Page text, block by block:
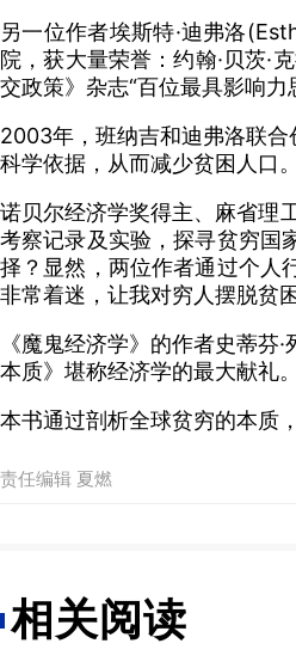
另一位作者埃斯特·迪弗洛
院，获大量荣誉：约翰·贝茨·
交政策》杂志“百位最具影响
2003年，班纳吉和迪弗洛联合
科学依据，从而减少贫困人口
诺贝尔经济学奖得主、麻省理
考察记录及实验，探寻贫穷国
择？显然，两位作者通过个人
非常着迷，让我对穷人摆脱贫
《魔鬼经济学》的作者史蒂
本质》堪称经济学的最大献礼
本书通过剖析全球贫穷的本质
责任编辑 夏燃
相关阅读